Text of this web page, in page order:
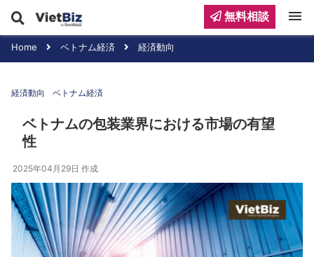
Home ベトナム経済 経済動向
経済動向 ベトナム経済
ベトナムの包装業界における市場の有望
性
2025年04月29日 作成
無料相談 menu